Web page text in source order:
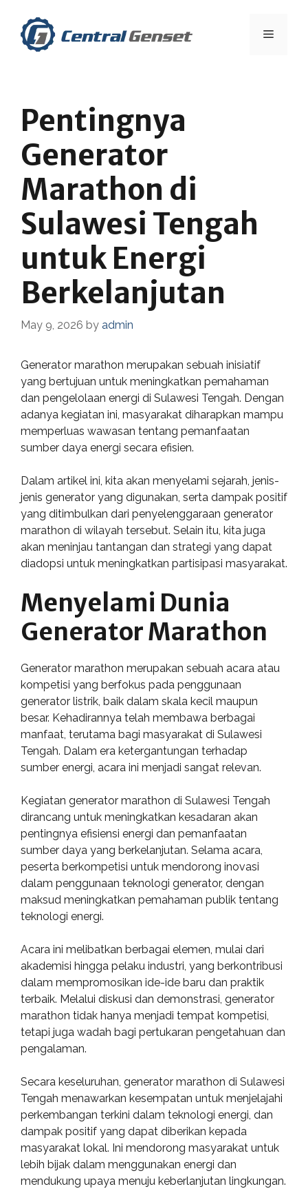
content
Menu
Pentingnya
Generator
Marathon di
Sulawesi Tengah
untuk Energi
Berkelanjutan
May 9, 2026 by admin
Generator marathon merupakan sebuah inisiatif
yang bertujuan untuk meningkatkan pemahaman
dan pengelolaan energi di Sulawesi Tengah. Dengan
adanya kegiatan ini, masyarakat diharapkan mampu
memperluas wawasan tentang pemanfaatan
sumber daya energi secara efisien.
Dalam artikel ini, kita akan menyelami sejarah, jenis-
jenis generator yang digunakan, serta dampak positif
yang ditimbulkan dari penyelenggaraan generator
marathon di wilayah tersebut. Selain itu, kita juga
akan meninjau tantangan dan strategi yang dapat
diadopsi untuk meningkatkan partisipasi masyarakat.
Menyelami Dunia
Generator Marathon
Generator marathon merupakan sebuah acara atau
kompetisi yang berfokus pada penggunaan
generator listrik, baik dalam skala kecil maupun
besar. Kehadirannya telah membawa berbagai
manfaat, terutama bagi masyarakat di Sulawesi
Tengah. Dalam era ketergantungan terhadap
sumber energi, acara ini menjadi sangat relevan.
Kegiatan generator marathon di Sulawesi Tengah
dirancang untuk meningkatkan kesadaran akan
pentingnya efisiensi energi dan pemanfaatan
sumber daya yang berkelanjutan. Selama acara,
peserta berkompetisi untuk mendorong inovasi
dalam penggunaan teknologi generator, dengan
maksud meningkatkan pemahaman publik tentang
teknologi energi.
Acara ini melibatkan berbagai elemen, mulai dari
akademisi hingga pelaku industri, yang berkontribusi
dalam mempromosikan ide-ide baru dan praktik
terbaik. Melalui diskusi dan demonstrasi, generator
marathon tidak hanya menjadi tempat kompetisi,
tetapi juga wadah bagi pertukaran pengetahuan dan
pengalaman.
Secara keseluruhan, generator marathon di Sulawesi
Tengah menawarkan kesempatan untuk menjelajahi
perkembangan terkini dalam teknologi energi, dan
dampak positif yang dapat diberikan kepada
masyarakat lokal. Ini mendorong masyarakat untuk
lebih bijak dalam menggunakan energi dan
mendukung upaya menuju keberlanjutan lingkungan.